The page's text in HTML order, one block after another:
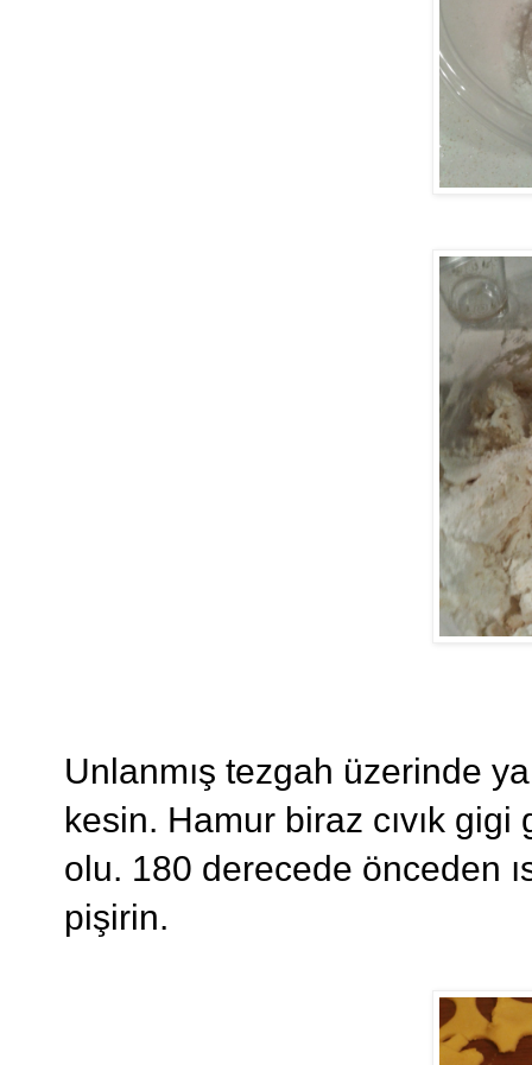
Unlanmış tezgah üzerinde
kesin. Hamur biraz cıvık
olu. 180 derecede önceden
pişirin.